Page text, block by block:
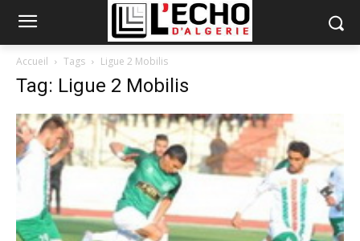
Accueil Tags Ligue 2 Mobilis
Tag: Ligue 2 Mobilis